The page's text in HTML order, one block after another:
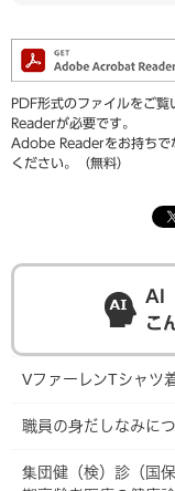
PDF形式のファイルをご
Readerが必要です。
Adobe Readerをお持ちで
ください。（無料）
AI
こ
VファーレンTシャツ
職員の身だしなみに
集団健（検）診（国